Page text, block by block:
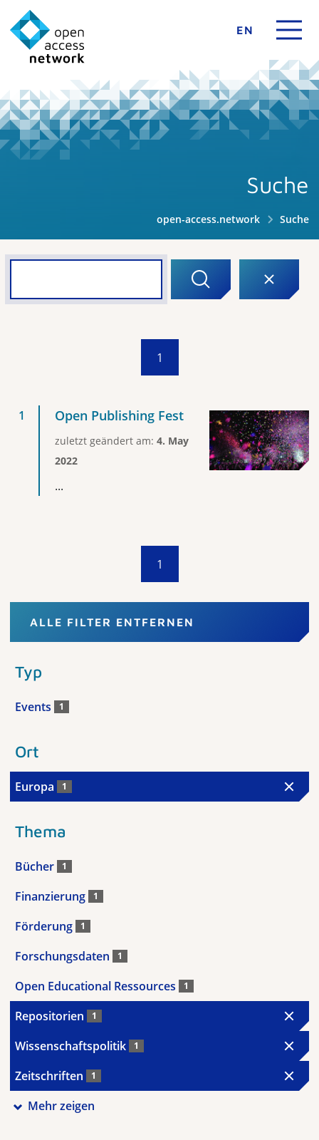
EN
Suche
open-access.network Suche
1
Open Publishing Fest
zuletzt geändert am: 4. May
2022
...
1
ALLE FILTER ENTFERNEN
Typ
Events 1
Ort
Europa 1
Thema
Bücher 1
Finanzierung 1
Förderung 1
Forschungsdaten 1
Open Educational Ressources 1
Repositorien 1
Wissenschaftspolitik 1
Zeitschriften 1
Mehr zeigen